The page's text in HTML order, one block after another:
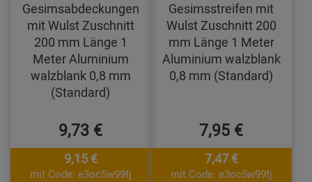
Gesimsabdeckungen
mit Wulst Zuschnitt
200 mm Länge 1
Meter Aluminium
walzblank 0,8 mm
(Standard)
9,73 €
9,15 €
mit Code: e3oc5w99fj
Gesimsstreifen mit
Wulst Zuschnitt 200
mm Länge 1 Meter
Aluminium walzblank
0,8 mm (Standard)
7,95 €
7,47 €
mit Code: e3oc5w99fj